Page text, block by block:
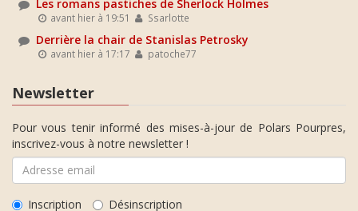
Les romans pastiches de Sherlock Holmes
avant hier à 19:51 Ssarlotte
Derrière la chair de Stanislas Petrosky
avant hier à 17:17 patoche77
Newsletter
Pour vous tenir informé des mises-à-jour de Polars Pourpres,
inscrivez-vous à notre newsletter !
Inscription Désinscription